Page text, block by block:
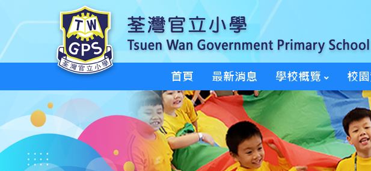
首頁 最新消息 學校概覽 校